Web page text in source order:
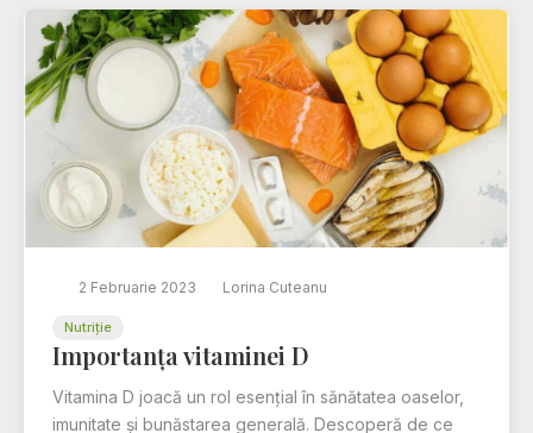
2 Februarie 2023 Lorina Cuteanu
Nutriție
Importanța vitaminei D
Vitamina D joacă un rol esențial în sănătatea oaselor,
imunitate și bunăstarea generală. Descoperă de ce